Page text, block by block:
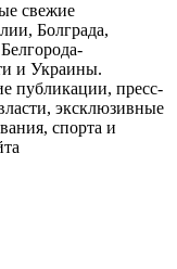
свежие
Болграда,
и Украины.
публикации, пресс-
эксклюзивные
спорта и